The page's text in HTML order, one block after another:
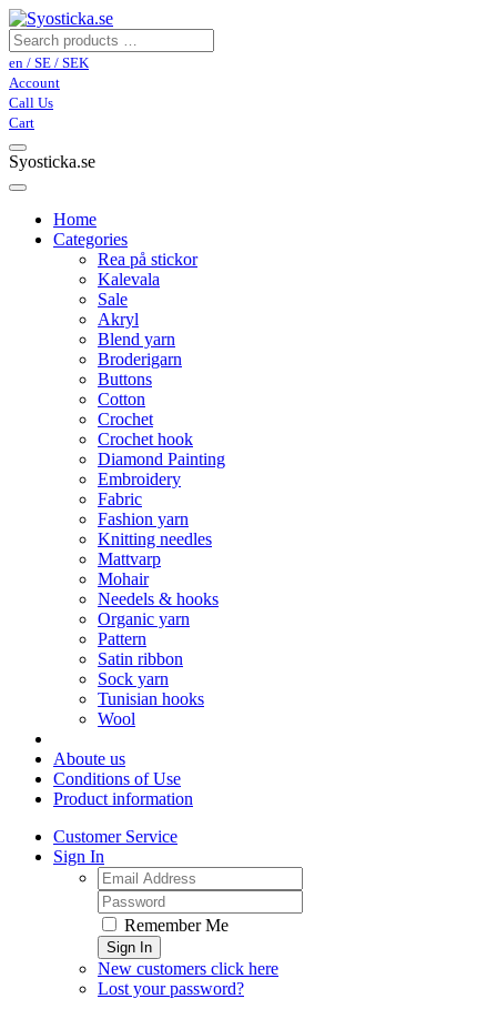
en / SE / SEK
Account
Call Us
Cart
Syosticka.se
Home
Categories
Rea på stickor
Kalevala
Sale
Akryl
Blend yarn
Broderigarn
Buttons
Cotton
Crochet
Crochet hook
Diamond Painting
Embroidery
Fabric
Fashion yarn
Knitting needles
Mattvarp
Mohair
Needels & hooks
Organic yarn
Pattern
Satin ribbon
Sock yarn
Tunisian hooks
Wool
Aboute us
Conditions of Use
Product information
Customer Service
Sign In
Remember Me
Sign In
New customers click here
Lost your password?